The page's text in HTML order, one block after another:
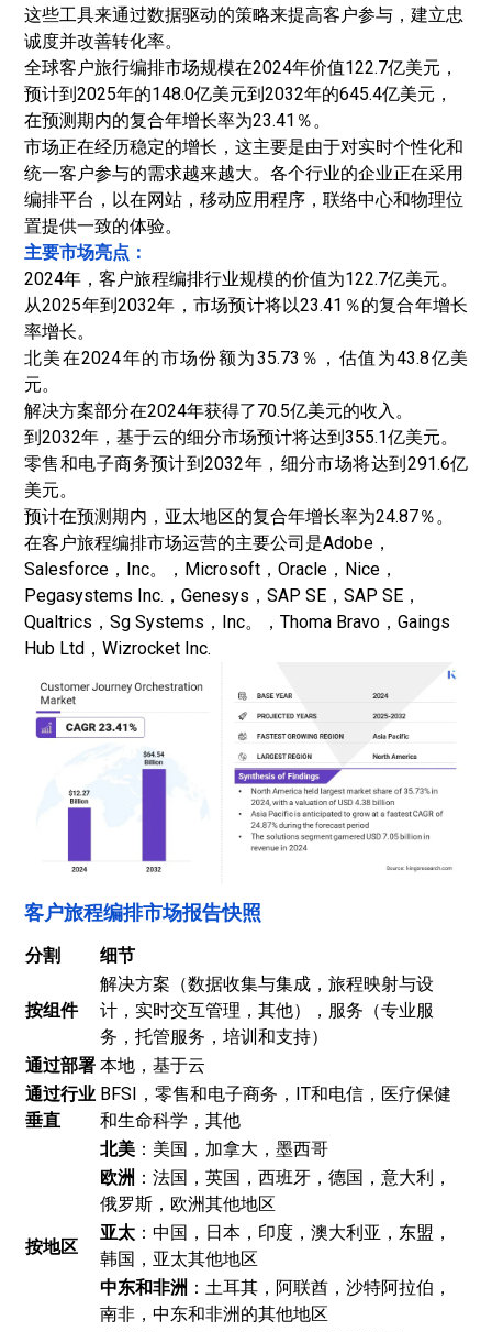
这些工具来通过数据驱动的策略来提高客户参与，建立忠
诚度并改善转化率。
全球客户旅行编排市场规模在2024年价值122.7亿美元，
预计到2025年的148.0亿美元到2032年的645.4亿美元，
在预测期内的复合年增长率为23.41％。
市场正在经历稳定的增长，这主要是由于对实时个性化和
统一客户参与的需求越来越大。各个行业的企业正在采用
编排平台，以在网站，移动应用程序，联络中心和物理位
置提供一致的体验。
主要市场亮点：
2024年，客户旅程编排行业规模的价值为122.7亿美元。
从2025年到2032年，市场预计将以23.41％的复合年增长
率增长。
北美在2024年的市场份额为35.73％，估值为43.8亿美
元。
解决方案部分在2024年获得了70.5亿美元的收入。
到2032年，基于云的细分市场预计将达到355.1亿美元。
零售和电子商务预计到2032年，细分市场将达到291.6亿
美元。
预计在预测期内，亚太地区的复合年增长率为24.87％。
在客户旅程编排市场运营的主要公司是Adobe，
Salesforce，Inc。，Microsoft，Oracle，Nice，
Pegasystems Inc.，Genesys，SAP SE，SAP SE，
Qualtrics，Sg Systems，Inc。，Thoma Bravo，Gaings
Hub Ltd，Wizrocket Inc.
客户旅程编排市场报告快照
分割 细节
按组件
解决方案（数据收集与集成，旅程映射与设
计，实时交互管理，其他），服务（专业服
务，托管服务，培训和支持）
通过部署 本地，基于云
通过行业
垂直
BFSI，零售和电子商务，IT和电信，医疗保健
和生命科学，其他
按地区
北美 ：美国，加拿大，墨西哥
欧洲 ：法国，英国，西班牙，德国，意大利，
俄罗斯，欧洲其他地区
亚太 ：中国，日本，印度，澳大利亚，东盟，
韩国，亚太其他地区
中东和非洲 ：土耳其，阿联酋，沙特阿拉伯，
南非，中东和非洲的其他地区